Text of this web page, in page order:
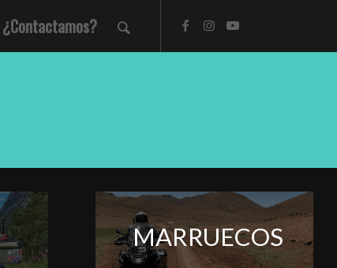
¿Contactamos?
MARRUECOS